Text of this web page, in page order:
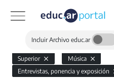
Incluir Archivo educ.ar
Superior
Música
Entrevistas, ponencia y exposición